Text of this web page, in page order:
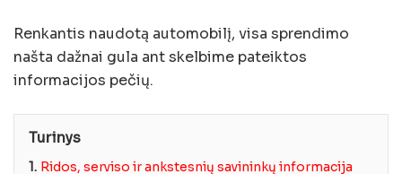
Renkantis naudotą automobilį, visa sprendimo
našta dažnai gula ant skelbime pateiktos
informacijos pečių.
Turinys
1. Ridos, serviso ir ankstesnių savininkų informacija